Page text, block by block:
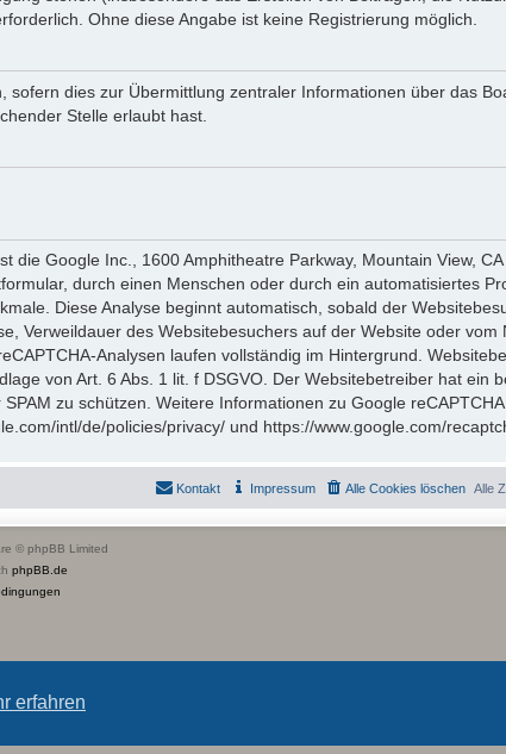
erfahren
Ohne diese Angabe ist keine Registrierung möglich.
dies zur Übermittlung zentraler Informationen über das
Stelle erlaubt hast.
Google Inc., 1600 Amphitheatre Parkway, Mountain View,
durch einen Menschen oder durch ein automatisiertes
Diese Analyse beginnt automatisch, sobald der
Verweildauer des Websitebesuchers auf der Website oder vom
Analysen laufen vollständig im Hintergrund.
von Art. 6 Abs. 1 lit. f DSGVO. Der Websitebetreiber hat ein
zu schützen. Weitere Informationen zu Google
intl/de/policies/privacy/ und https://www.google.com/
Alle
Alle Cookies löschen
Impressum
Kontakt
© phpBB Limited
phpBB.de